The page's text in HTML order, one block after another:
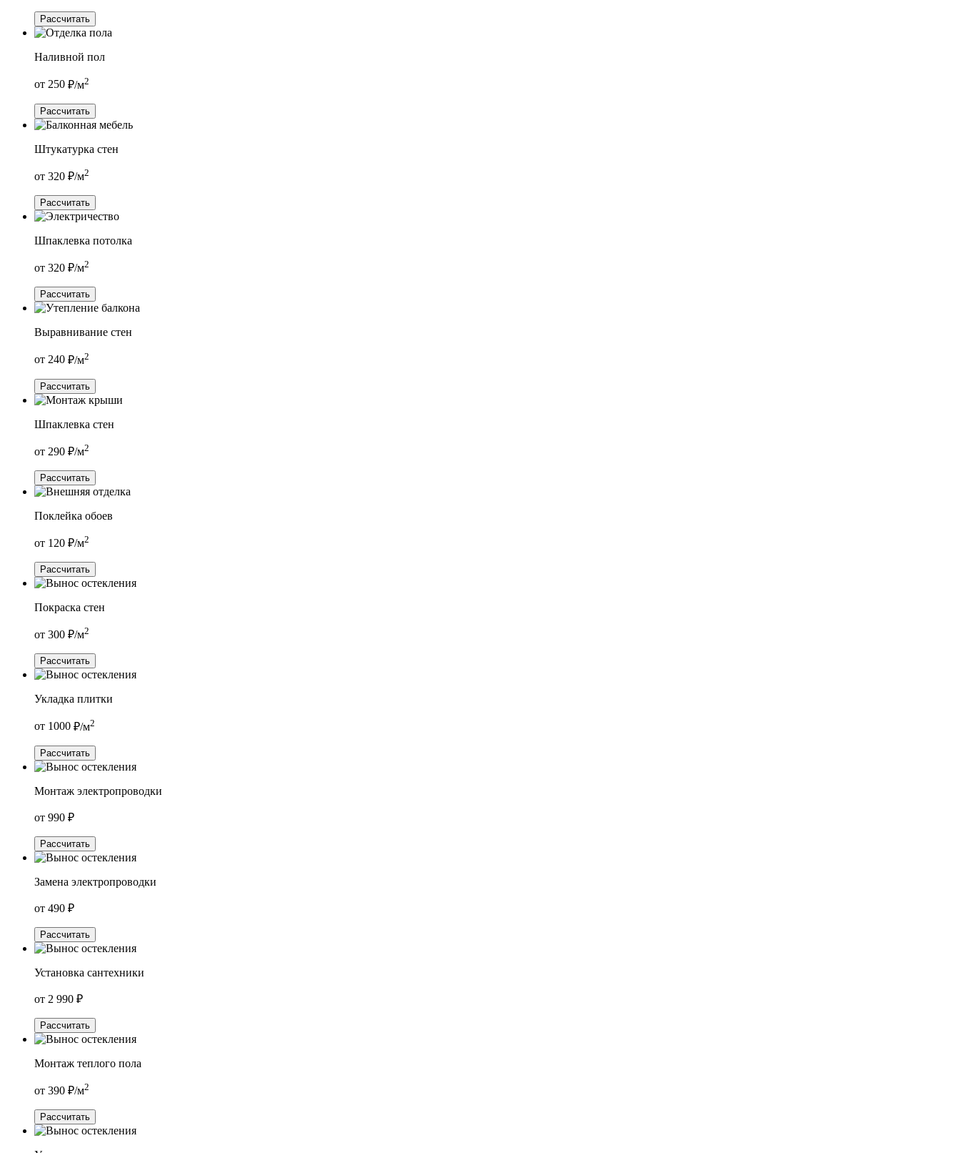
Рассчитать
Наливной пол
от 250 ₽/м2
Рассчитать
Штукатурка стен
от 320 ₽/м2
Рассчитать
Шпаклевка потолка
от 320 ₽/м2
Рассчитать
Выравнивание стен
от 240 ₽/м2
Рассчитать
Шпаклевка стен
от 290 ₽/м2
Рассчитать
Поклейка обоев
от 120 ₽/м2
Рассчитать
Покраска стен
от 300 ₽/м2
Рассчитать
Укладка плитки
от 1000 ₽/м2
Рассчитать
Монтаж электропроводки
от 990 ₽
Рассчитать
Замена электропроводки
от 490 ₽
Рассчитать
Установка сантехники
от 2 990 ₽
Рассчитать
Монтаж теплого пола
от 390 ₽/м2
Рассчитать